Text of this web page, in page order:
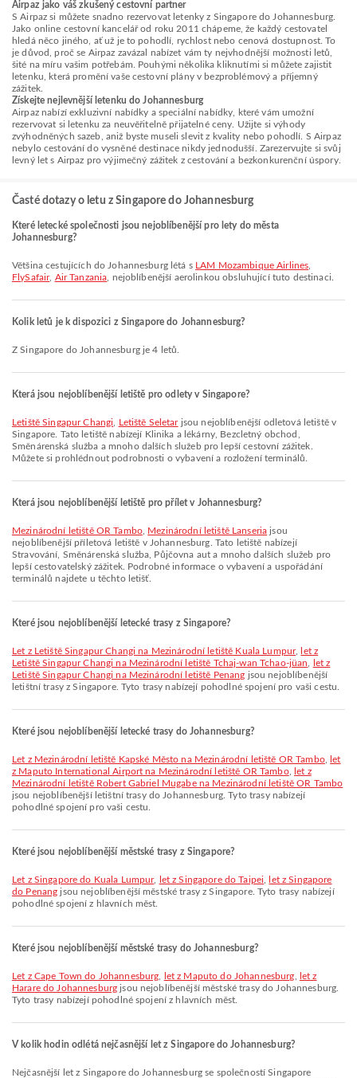
Airpaz jako váš zkušený cestovní partner
S Airpaz si můžete snadno rezervovat letenky z Singapore do Johannesburg.
Jako online cestovní kancelář od roku 2011 chápeme, že každý cestovatel
hledá něco jiného, ať už je to pohodlí, rychlost nebo cenová dostupnost. To
je důvod, proč se Airpaz zavázal nabízet vám ty nejvhodnější možnosti letů,
šité na míru vašim potřebám. Pouhými několika kliknutími si můžete zajistit
letenku, která promění vaše cestovní plány v bezproblémový a příjemný
zážitek.
Získejte nejlevnější letenku do Johannesburg
Airpaz nabízí exkluzivní nabídky a speciální nabídky, které vám umožní
rezervovat si letenku za neuvěřitelně přijatelné ceny. Užijte si výhody
zvýhodněných sazeb, aniž byste museli slevit z kvality nebo pohodlí. S Airpaz
nebylo cestování do vysněné destinace nikdy jednodušší. Zarezervujte si svůj
levný let s Airpaz pro výjimečný zážitek z cestování a bezkonkurenční úspory.
Časté dotazy o letu z Singapore do Johannesburg
Které letecké společnosti jsou nejoblíbenější pro lety do města
Johannesburg?
Většina cestujících do Johannesburg létá s LAM Mozambique Airlines
FlySafair, Air Tanzania , nejoblíbenější aerolinkou obsluhující tuto destinaci.
Kolik letů je k dispozici z Singapore do Johannesburg?
Z Singapore do Johannesburg je 4 letů.
Která jsou nejoblíbenější letiště pro odlety v Singapore?
Letiště Singapur Changi Letiště Seletarjsou nejoblíbenější odletová letiště v
Singapore. Tato letiště nabízejí Klinika a lékárny, Bezcletný obchod,
Směnárenská služba a mnoho dalších služeb pro lepší cestovní zážitek.
Můžete si prohlédnout podrobnosti o vybavení a rozložení terminálů.
Která jsou nejoblíbenější letiště pro přílet v Johannesburg?
Mezinárodní letiště OR Tambo, Mezinárodní letiště Lanseria jsou
nejoblíbenější příletová letiště v Johannesburg. Tato letiště nabízejí
Stravování, Směnárenská služba, Půjčovna aut a mnoho dalších služeb pro
lepší cestovatelský zážitek. Podrobné informace o vybavení a uspořádání
terminálů najdete u těchto letišť.
Které jsou nejoblíbenější letecké trasy z Singapore?
let z Letiště Singapur Changi na Mezinárodní letiště Kuala Lumpur,
let z
Letiště Singapur Changi na Mezinárodní letiště Tchaj-wan Tchao-jüan
let z
Letiště Singapur Changi na Mezinárodní letiště Penang jsou nejoblíbenější
letištní trasy z Singapore. Tyto trasy nabízejí pohodlné spojení pro vaši cestu.
Které jsou nejoblíbenější letecké trasy do Johannesburg?
let z Mezinárodní letiště Kapské Město na Mezinárodní letiště OR Tambo,
let
z Maputo International Airport na Mezinárodní letiště OR Tambo,
let z
Mezinárodní letiště Robert Gabriel Mugabe na Mezinárodní letiště OR Tambo
jsou nejoblíbenější letištní trasy do Johannesburg. Tyto trasy nabízejí
pohodlné spojení pro vaši cestu.
Které jsou nejoblíbenější městské trasy z Singapore?
let z Singapore do Kuala Lumpur, let z Singapore do Taipei
let z Singapore
do Penang jsou nejoblíbenější městské trasy z Singapore. Tyto trasy nabízejí
pohodlné spojení z hlavních měst.
Které jsou nejoblíbenější městské trasy do Johannesburg?
let z Cape Town do Johannesburg let z Maputo do Johannesburg
let z
Harare do Johannesburg jsou nejoblíbenější městské trasy do Johannesburg.
Tyto trasy nabízejí pohodlné spojení z hlavních měst.
V kolik hodin odlétá nejčasnější let z Singapore do Johannesburg?
Nejčasnější let z Singapore do Johannesburg se společností Singapore